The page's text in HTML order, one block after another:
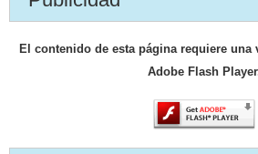
El contenido de esta página requiere una
Adobe Flash